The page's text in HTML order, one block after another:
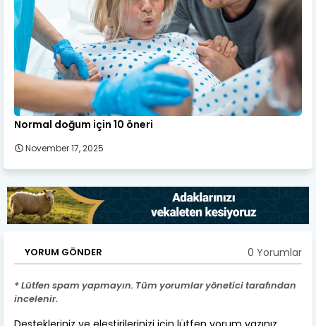
Normal doğum için 10 öneri
November 17, 2025
YORUM GÖNDER 0 Yorumlar
* Lütfen spam yapmayın. Tüm yorumlar yönetici tarafından
incelenir.